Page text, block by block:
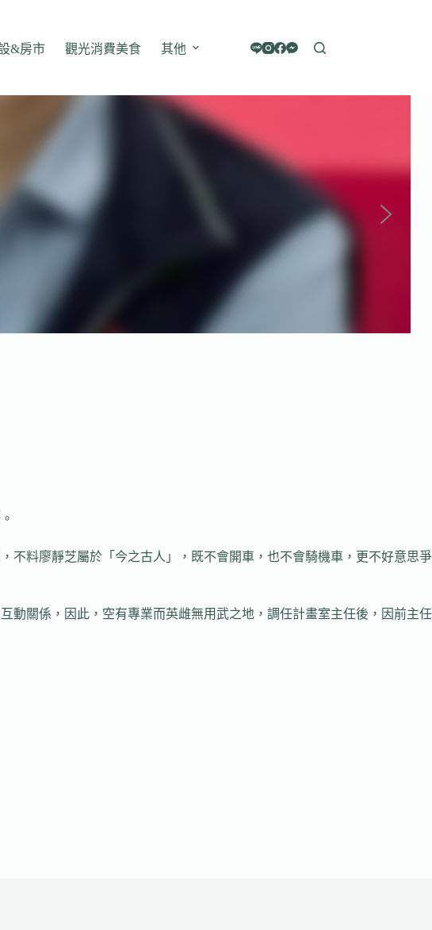
&房市 觀光消費美食 其他
料廖靜芝屬於「今之古人」，既不會開車，也不會騎機車，更不好意思爭
關係，因此，空有專業而英雌無用武之地，調任計畫室主任後，因前主任